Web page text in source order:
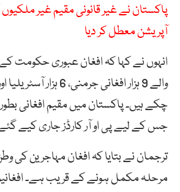
پاکستان نے غیر قانونی مقیم غیر
آپریشن معطل کر دیا
انہوں نے کہا کہ افغان عبوری حکومت
چکے ہیں۔ پاکستان میں مقیم افغانی
جس کے لیے پی او آر کارڈز جاری کیے
ترجمان نے بتایا کہ افغان مہاجرین کی
مرحلہ مکمل ہونے کے قریب ہے۔